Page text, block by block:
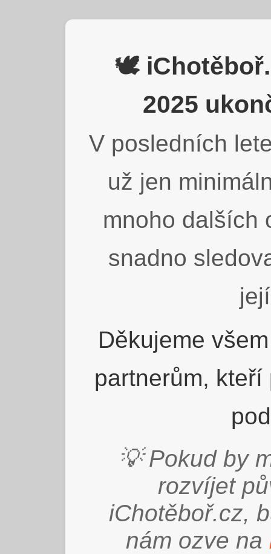
🕊️
2025
V posledních
už jen
mnoho dalších
snadno
Děkujeme
partnerům,
💡 Pokud by
rozvíjet
iChotěboř.cz,
nám ozve na